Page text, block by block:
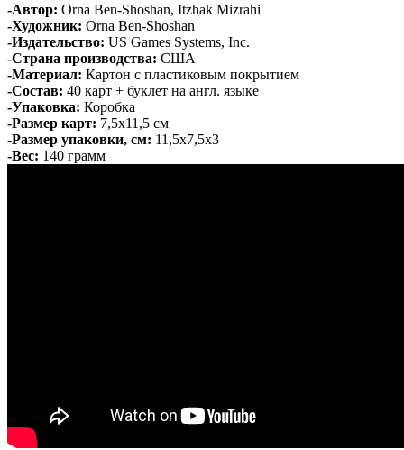
-Автор: Orna Ben-Shoshan, Itzhak Mizrahi
-Художник: Orna Ben-Shoshan
-Издательство: US Games Systems, Inc.
-Страна производства: США
-Материал: Картон с пластиковым покрытием
-Состав: 40 карт + буклет на англ. языке
-Упаковка: Коробка
-Размер карт: 7,5х11,5 см
-Размер упаковки, см: 11,5х7,5х3
-Вес: 140 грамм